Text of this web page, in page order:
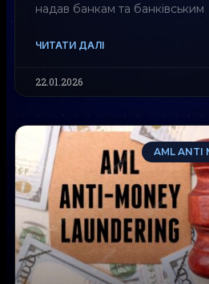
надав банкам та банківським
ЧИТАТИ ДАЛІ
22.01.2026
AML ANTI